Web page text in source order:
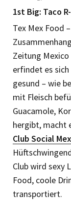
1st Big: Taco
Tex Mex Food
Zeitung
erfindet es
gesund – wie
mit Fleisch
Guacamole,
hergibt, macht
Club Social
Club wird sexy
Food, coole
transportiert.